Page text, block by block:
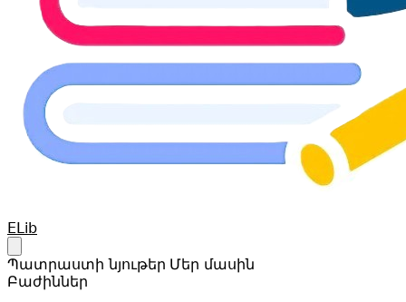
Your Company
ELib
Պատրաստի նյութեր Մեր մասին
Բաժիններ